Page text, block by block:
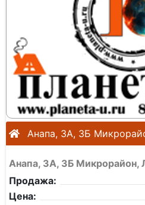
Анапа, 3А, 3Б
Анапа, 3А, 3Б Микрорайон,
Продажа:
Цена: